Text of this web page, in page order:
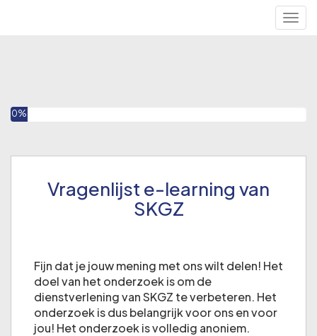
U heeft 0% van deze enquête ingevuld
0%
Vragenlijst e-learning van
SKGZ
Fijn dat je jouw mening met ons wilt delen! Het
doel van het onderzoek is om de
dienstverlening van SKGZ te verbeteren. Het
onderzoek is dus belangrijk voor ons en voor
jou! Het onderzoek is volledig anoniem.